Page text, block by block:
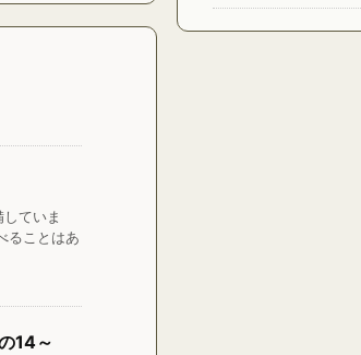
ていま
ることはあ
14～